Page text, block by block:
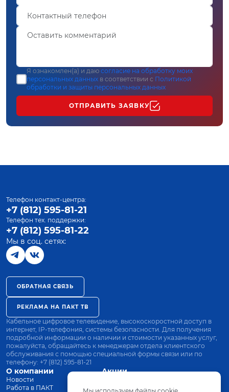
Я ознакомлен(а) и даю согласие на обработку моих
персональных данных в соответствии с Политикой
обработки и защиты персональных данных
ОТПРАВИТЬ ЗАЯВКУ
О компании
Новости
Работа в ПАКТ
Акции
Оплата
Телефон контакт-центра:
+7 (812) 595-81-21
Телефон тех. поддержки:
+7 (812) 595-81-22
Мы в соц. сетях:
ОБРАТНАЯ СВЯЗЬ
РЕКЛАМА НА ПАКТ ТВ
Кабельное цифровое телевидение, высокоскоростной доступ в
интернет, IP-телефония, системы безопасности. Для получения
подробной информации о наличии и стоимости указанных услуг,
пожалуйста, обращайтесь к менеджерам отдела клиентского
обслуживания с помощью специальной формы связи или по
телефону: +7 (812) 595-81-21